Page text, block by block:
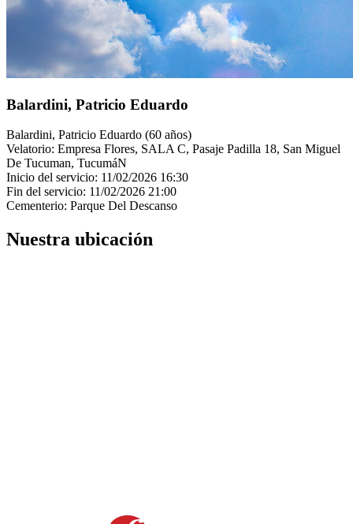
Balardini, Patricio Eduardo
Balardini, Patricio Eduardo (60 años)
Velatorio: Empresa Flores, SALA C, Pasaje Padilla 18, San Miguel
De Tucuman, TucumáN
Inicio del servicio: 11/02/2026 16:30
Fin del servicio: 11/02/2026 21:00
Cementerio: Parque Del Descanso
Nuestra ubicación